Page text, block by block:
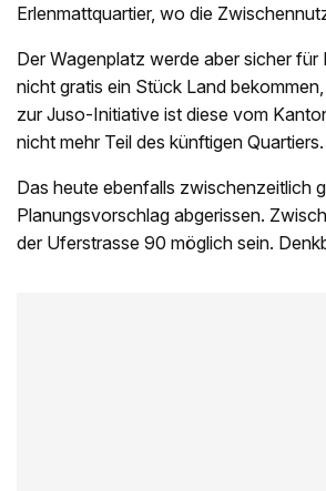
Erlenmattquartier, wo die
Der Wagenplatz werde aber sicher
nicht gratis ein Stück Land
zur Juso-Initiative ist diese vom
nicht mehr Teil des künftigen Quartiers.
Das heute ebenfalls zwischenzeitlich
Planungsvorschlag abgerissen.
der Uferstrasse 90 möglich sein.